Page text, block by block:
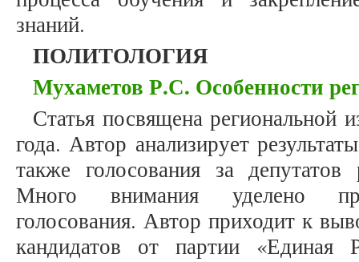
знаний.
ПОЛИТОЛОГИЯ
Мухаметов Р.С. Особенности
Статья посвящена региональной
года. Автор анализирует
также голосования за депутатов
Много внимания уделено
голосования. Автор приходит к
кандидатов от партии «Единая